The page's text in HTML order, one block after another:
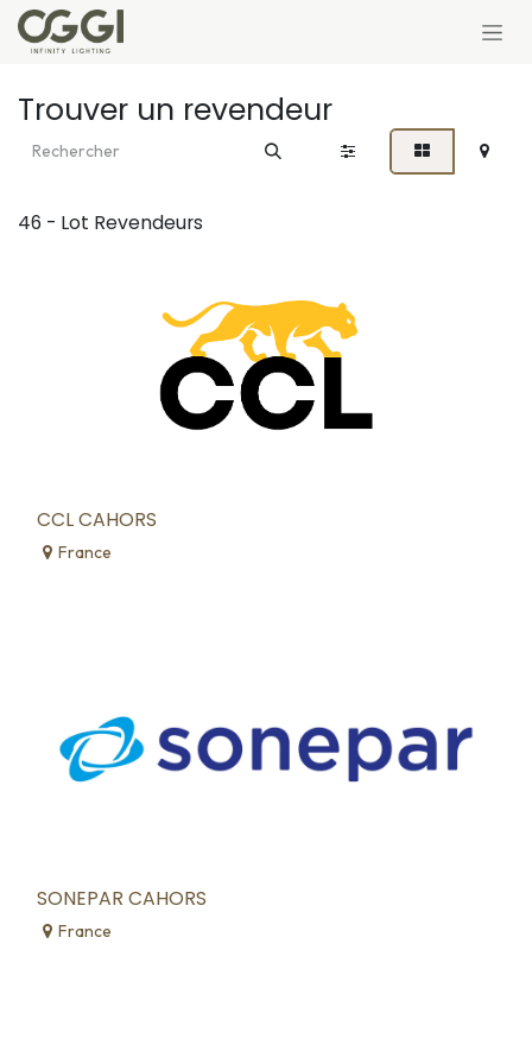
Se rendre au contenu
Trouver un revendeur
46 - Lot Revendeurs
CCL CAHORS
France
SONEPAR CAHORS
France